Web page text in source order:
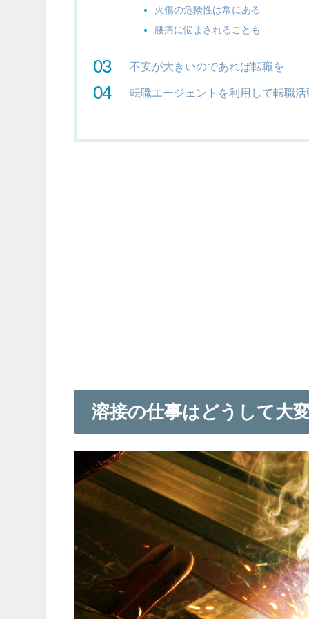
火傷の危険性は常にある
腰痛に悩まされることも
不安が大きいのであれば転職を
転職エージェントを利用して転職活
溶接の仕事はどうして大